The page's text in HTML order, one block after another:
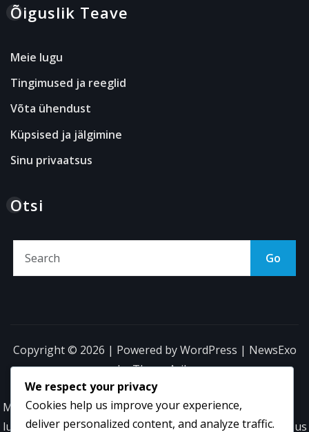
Õiguslik Teave
Meie lugu
Tingimused ja reeglid
Võta ühendust
Küpsised ja jälgimine
Sinu privaatsus
Otsi
Go
Copyright © 2026 | Powered byWordPress | NewsExo
byThemeArile
Meie
lugu
Tingimused
ja reeglid
Võta
ühendust
Küpsised
ja
privaatsus
We respect your privacy
Cookies help us improve your experience,
deliver personalized content, and analyze traffic.